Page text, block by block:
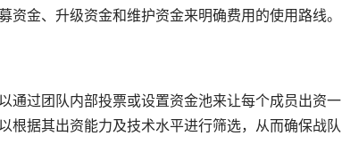
金、升级资金和维护资金来明确费用的使用路线。
通过团队内部投票或设置资金池来让每个成员出资一
根据其出资能力及技术水平进行筛选，从而确保战队